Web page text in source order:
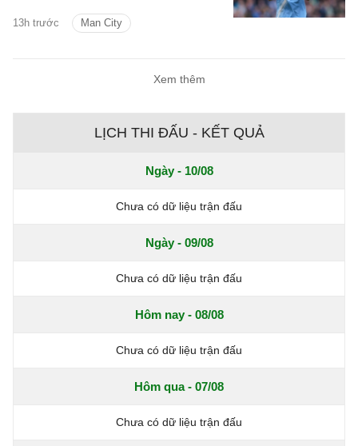
13h trước Man City
Xem thêm
LỊCH THI ĐẤU - KẾT QUẢ
Ngày - 10/08
Chưa có dữ liệu trận đấu
Ngày - 09/08
Chưa có dữ liệu trận đấu
Hôm nay - 08/08
Chưa có dữ liệu trận đấu
Hôm qua - 07/08
Chưa có dữ liệu trận đấu